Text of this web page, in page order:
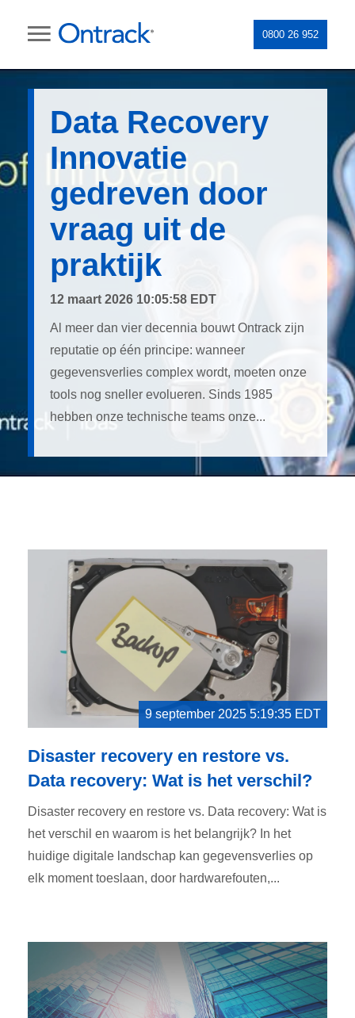
0800 26 952
Data Recovery
Innovatie
gedreven door
vraag uit de
praktijk
12 maart 2026 10:05:58 EDT
Al meer dan vier decennia bouwt Ontrack zijn
reputatie op één principe: wanneer
gegevensverlies complex wordt, moeten onze
tools nog sneller evolueren. Sinds 1985
hebben onze technische teams onze...
9 september 2025 5:19:35 EDT
Disaster recovery en restore vs.
Data recovery: Wat is het verschil?
Disaster recovery en restore vs. Data recovery: Wat is
het verschil en waarom is het belangrijk? In het
huidige digitale landschap kan gegevensverlies op
elk moment toeslaan, door hardwarefouten,...